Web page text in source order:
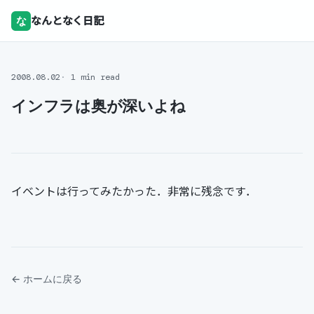
な なんとなく日記
2008.08.02 1 min read
インフラは奥が深いよね
イベントは行ってみたかった．非常に残念です．
← ホームに戻る